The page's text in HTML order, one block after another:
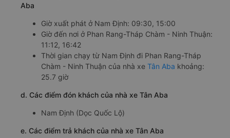
Aba
Giờ xuất phát ở Nam Định: 09:30, 15:00
Giờ đến nơi ở Phan Rang-Tháp Chàm - Ninh Thuận:
11:12, 16:42
Thời gian chạy từ Nam Định đi Phan Rang-Tháp
Chàm - Ninh Thuận của nhà xe Tân Aba khoảng:
25.7 giờ
d. Các điểm đón khách của nhà xe Tân Aba
Nam Định (Dọc Quốc Lộ)
e. Các điểm trả khách của nhà xe Tân Aba